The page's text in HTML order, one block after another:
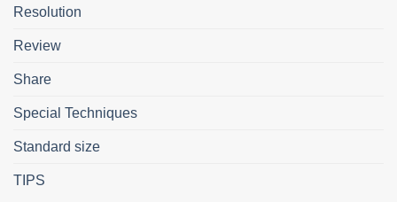
Resolution
Review
Share
Special Techniques
Standard size
TIPS